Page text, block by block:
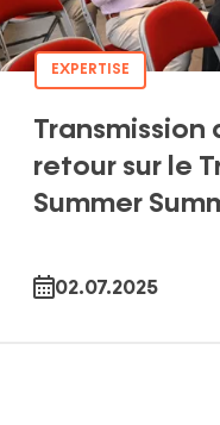
EXPERTISE
Transmission
retour sur le
Summer
02.07.2025